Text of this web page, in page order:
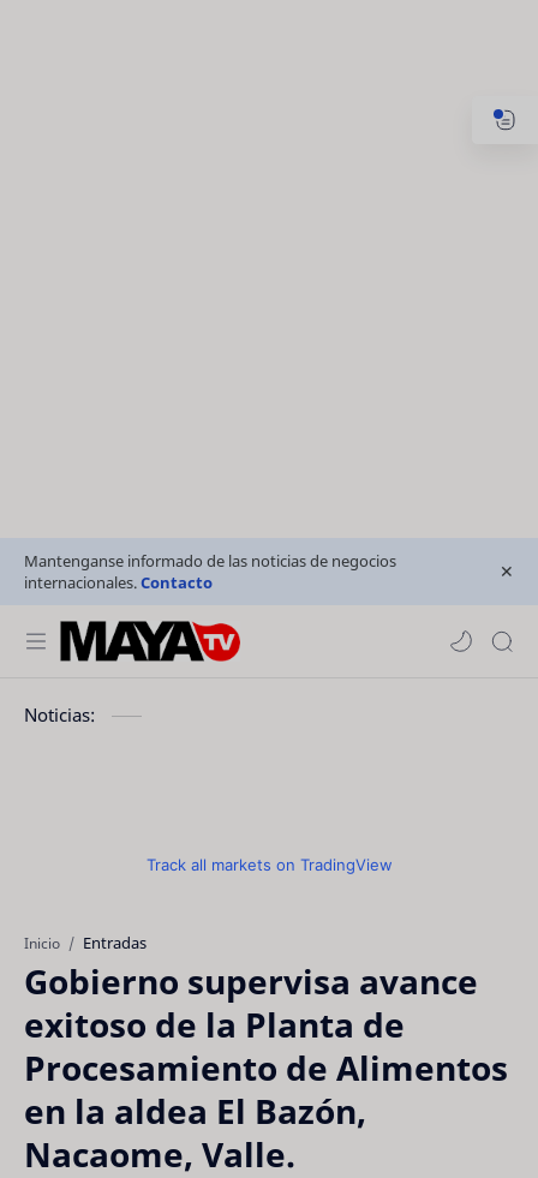
Mantenganse informado de las noticias de negocios
internacionales.Contacto
Noticias:
Track all markets on TradingView
Inicio Entradas
Gobierno supervisa avance
exitoso de la Planta de
Procesamiento de Alimentos
en la aldea El Bazón,
Nacaome, Valle.